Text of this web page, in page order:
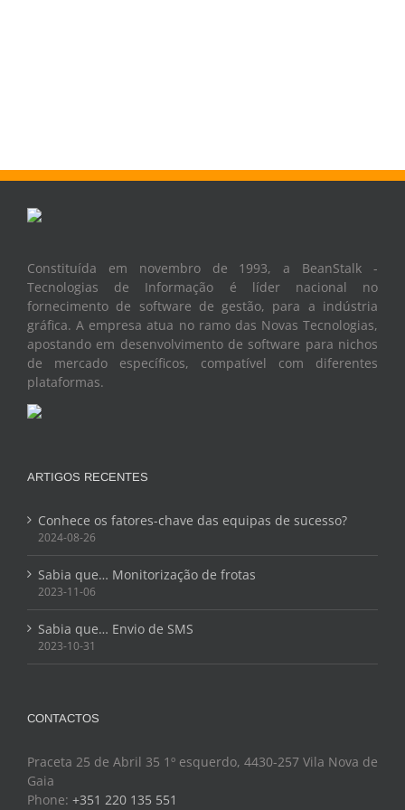
Constituída em novembro de 1993, a BeanStalk -
Tecnologias de Informação é líder nacional no
fornecimento de software de gestão, para a indústria
gráfica. A empresa atua no ramo das Novas Tecnologias,
apostando em desenvolvimento de software para nichos
de mercado específicos, compatível com diferentes
plataformas.
ARTIGOS RECENTES
Conhece os fatores-chave das equipas de sucesso?
2024-08-26
Sabia que… Monitorização de frotas
2023-11-06
Sabia que… Envio de SMS
2023-10-31
CONTACTOS
Praceta 25 de Abril 35 1º esquerdo, 4430-257 Vila Nova de
Gaia
Phone: +351 220 135 551